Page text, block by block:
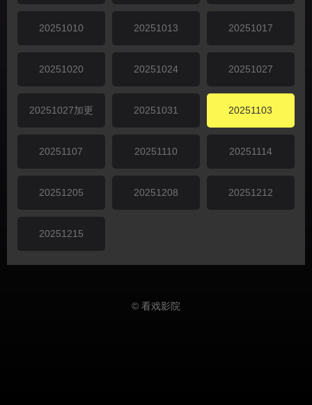
20251010 20251013 20251017
20251020 20251024 20251027
20251027加更 20251031 20251103
20251107 20251110 20251114
20251205 20251208 20251212
20251215
© 看戏影院